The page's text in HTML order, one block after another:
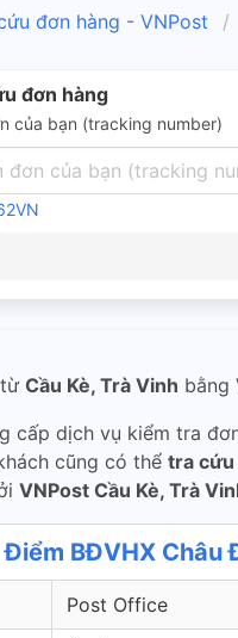
đơn hàng - VNPost
đơn hàng
của bạn (tracking number)
Cầu Kè, Trà Vinh bằng
cấp dịch vụ kiểm tra
cũng có thể tra cứu
VNPost Cầu Kè, Trà
BĐVHX Châu
Post Office